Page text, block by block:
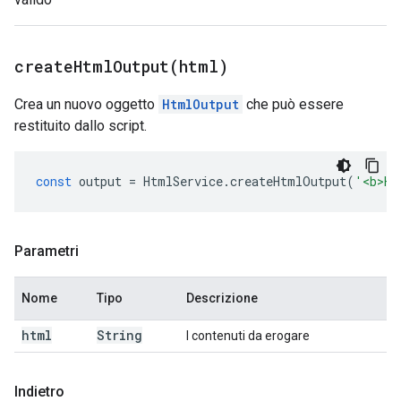
createHtmlOutput(html)
Crea un nuovo oggetto HtmlOutput che può essere
restituito dallo script.
const output = HtmlService.createHtmlOutput(
Parametri
Nome Tipo Descrizione
html String I contenuti da erogare
Indietro